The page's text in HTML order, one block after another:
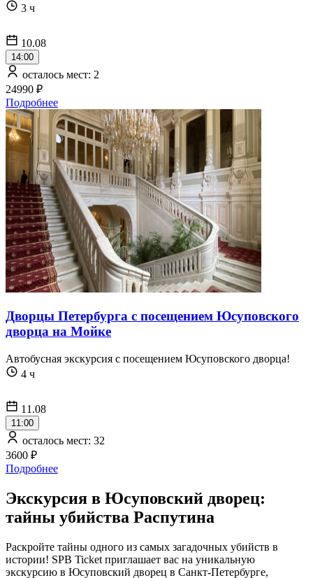
3 ч
10.08
14:00
осталось мест: 2
24990 ₽
Подробнее
Дворцы Петербурга с посещением Юсуповского
дворца на Мойке
Автобусная экскурсия c посещением Юсуповского дворца!
4 ч
11.08
11:00
осталось мест: 32
3600 ₽
Подробнее
Экскурсия в Юсуповский дворец:
тайны убийства Распутина
Раскройте тайны одного из самых загадочных убийств в
истории! SPB Ticket приглашает вас на уникальную
экскурсию в Юсуповский дворец в Санкт-Петербурге,